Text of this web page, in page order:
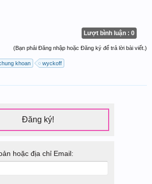
Lượt bình luận : 0
(Bạn phải Đăng nhập hoặc Đăng ký để trả lời bài viết.)
khoan wyckoff
Đăng ký!
hoặc địa chỉ Email: